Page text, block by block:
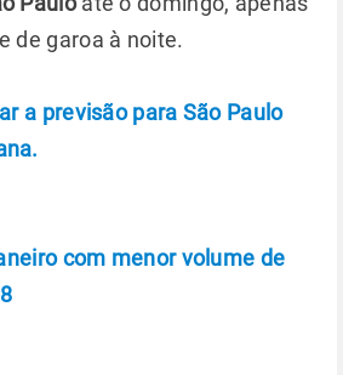
de garoa à noite.
a previsão para São Paulo
com menor volume de